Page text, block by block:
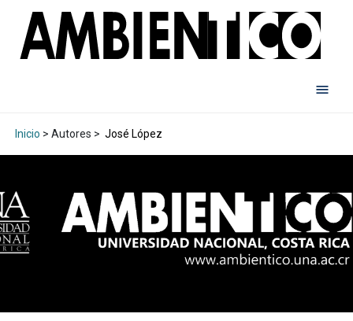
Inicio > Autores > José López